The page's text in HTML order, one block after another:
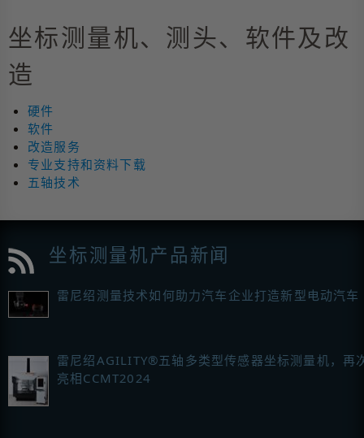
坐标测量机、测头、软件及改
造
硬件
软件
改造服务
专业支持和资料下载
五轴技术
坐标测量机产品新闻
雷尼绍测量技术如何助力汽车企业打造新型电动汽车
雷尼绍AGILITY®五轴多类型传感器坐标测量机，再
亮相CCMT2024